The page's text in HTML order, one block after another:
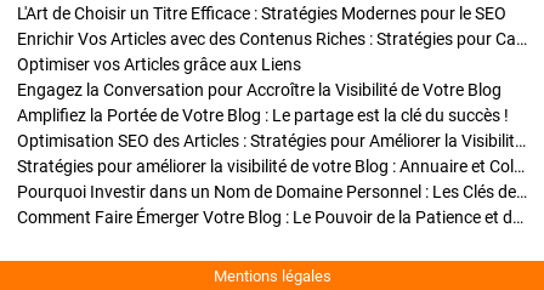
L'Art de Choisir un Titre Efficace : Stratégies Modernes pour le SEO
Enrichir Vos Articles avec des Contenus Riches : Stratégies pour Captiver et Optimiser
Optimiser vos Articles grâce aux Liens
Engagez la Conversation pour Accroître la Visibilité de Votre Blog
Amplifiez la Portée de Votre Blog : Le partage est la clé du succès !
Optimisation SEO des Articles : Stratégies pour Améliorer la Visibilité de Votre Blog
Stratégies pour améliorer la visibilité de votre Blog : Annuaire et Collaborations
Pourquoi Investir dans un Nom de Domaine Personnel : Les Clés de la Réussite de Votre Blog
Comment Faire Émerger Votre Blog : Le Pouvoir de la Patience et de la Persévérance
Mentions légales